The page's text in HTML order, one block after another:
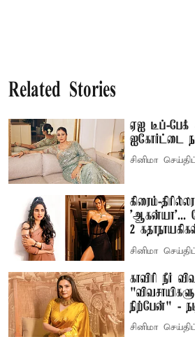
Related Stories
ஏஐ டீப்-பேக்
ஐகோர்ட்டை
சினிமா
கிரைம்-
'ஆகன்யா'...
2
சினிமா
காவிரி நீர்
நிற்பேன்" -
சினிமா